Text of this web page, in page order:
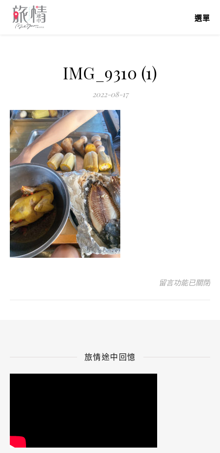
選單
IMG_9310 (1)
2022-08-17
在〈IMG_9310 (1)
留言功能已關閉
旅情途中回憶